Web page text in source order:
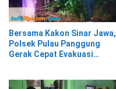
Bersama Kakon Sinar Jawa,
Polsek Pulau Panggung
Gerak Cepat Evakuasi